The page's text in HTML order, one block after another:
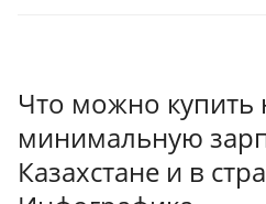
Что можно купить
минимальную
Казахстане и в